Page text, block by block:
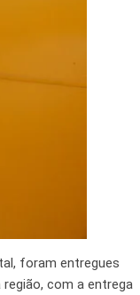
foram entregues
com a entrega